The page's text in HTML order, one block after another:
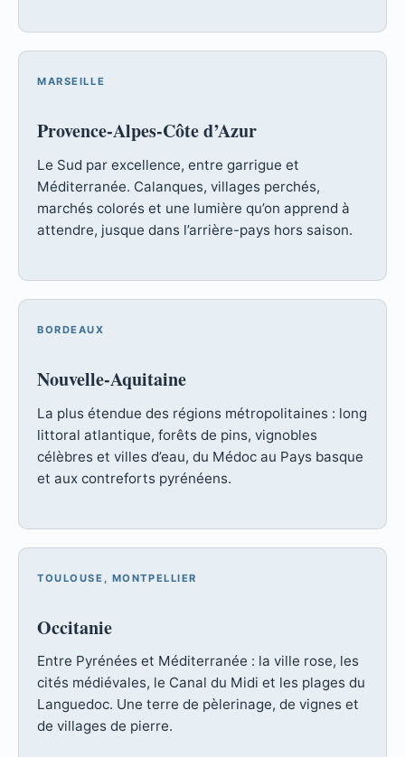
MARSEILLE
Provence-Alpes-Côte d’Azur
Le Sud par excellence, entre garrigue et
Méditerranée. Calanques, villages perchés,
marchés colorés et une lumière qu’on apprend à
attendre, jusque dans l’arrière-pays hors saison.
BORDEAUX
Nouvelle-Aquitaine
La plus étendue des régions métropolitaines : long
littoral atlantique, forêts de pins, vignobles
célèbres et villes d’eau, du Médoc au Pays basque
et aux contreforts pyrénéens.
TOULOUSE, MONTPELLIER
Occitanie
Entre Pyrénées et Méditerranée : la ville rose, les
cités médiévales, le Canal du Midi et les plages du
Languedoc. Une terre de pèlerinage, de vignes et
de villages de pierre.